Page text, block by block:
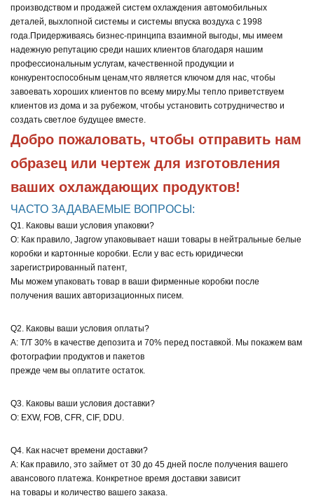
производством и продажей систем охлаждения автомобильных
деталей, выхлопной системы и системы впуска воздуха с 1998
года.Придерживаясь бизнес-принципа взаимной выгоды, мы имеем
надежную репутацию среди наших клиентов благодаря нашим
профессиональным услугам, качественной продукции и
конкурентоспособным ценам,что является ключом для нас, чтобы
завоевать хороших клиентов по всему миру.Мы тепло приветствуем
клиентов из дома и за рубежом, чтобы установить сотрудничество и
создать светлое будущее вместе.
Добро пожаловать, чтобы отправить нам
образец или чертеж для изготовления
ваших охлаждающих продуктов!
ЧАСТО ЗАДАВАЕМЫЕ ВОПРОСЫ:
Q1. Каковы ваши условия упаковки?
О: Как правило, Jagrow упаковывает наши товары в нейтральные белые
коробки и картонные коробки. Если у вас есть юридически
зарегистрированный патент,
Мы можем упаковать товар в ваши фирменные коробки после
получения ваших авторизационных писем.
Q2. Каковы ваши условия оплаты?
A: T/T 30% в качестве депозита и 70% перед поставкой. Мы покажем вам
фотографии продуктов и пакетов
прежде чем вы оплатите остаток.
Q3. Каковы ваши условия доставки?
О: EXW, FOB, CFR, CIF, DDU.
Q4. Как насчет времени доставки?
A: Как правило, это займет от 30 до 45 дней после получения вашего
авансового платежа. Конкретное время доставки зависит
на товары и количество вашего заказа.